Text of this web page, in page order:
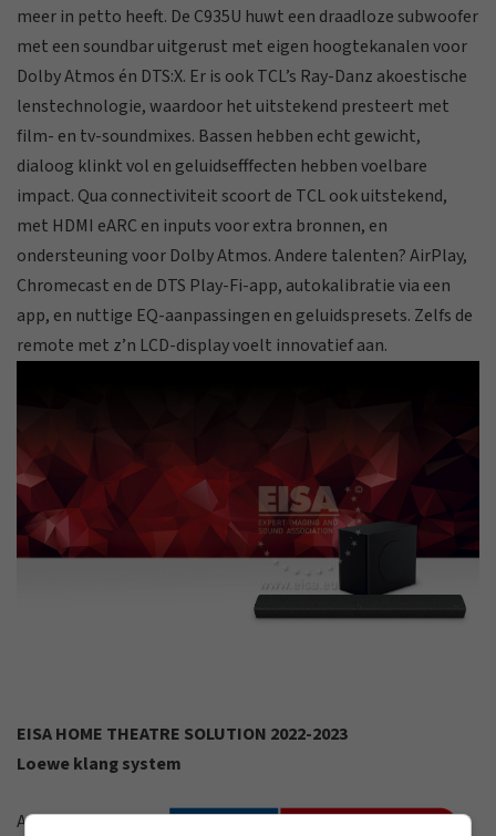
meer in petto heeft. De C935U huwt een draadloze subwoofer
met een soundbar uitgerust met eigen hoogtekanalen voor
Dolby Atmos én DTS:X. Er is ook TCL’s Ray-Danz akoestische
lenstechnologie, waardoor het uitstekend presteert met
film- en tv-soundmixes. Bassen hebben echt gewicht,
dialoog klinkt vol en geluidsefffecten hebben voelbare
impact. Qua connectiviteit scoort de TCL ook uitstekend,
met HDMI eARC en inputs voor extra bronnen, en
ondersteuning voor Dolby Atmos. Andere talenten? AirPlay,
Chromecast en de DTS Play-Fi-app, autokalibratie via een
app, en nuttige EQ-aanpassingen en geluidspresets. Zelfs de
remote met z’n LCD-display voelt innovatief aan.
EISA HOME THEATRE SOLUTION 2022-2023
Loewe klang system
Aan de top van